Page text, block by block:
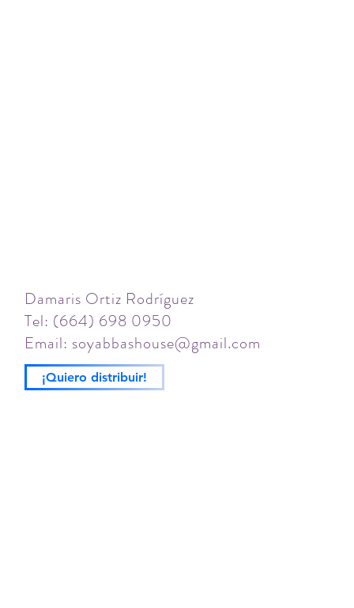
Damaris Ortiz Rodríguez
Tel: (664) 698 0950
Email: soyabbashouse@gmail.com
¡Quiero distribuir!